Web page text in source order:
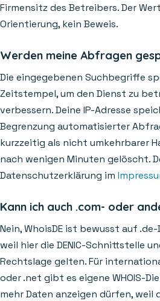
Firmensitz des Betreibers. Der
Orientierung, kein Beweis.
Werden meine Abfragen
Die eingegebenen Suchbegriffe
Zeitstempel, um den Dienst zu
verbessern. Deine IP-Adresse
Begrenzung automatisierter
kurzzeitig als nicht umkehrbarer
nach wenigen Minuten gelöscht.
Datenschutzerklärung im
Kann ich auch .com- oder
Nein, WhoisDE ist bewusst auf
weil hier die DENIC-Schnittstelle
Rechtslage gelten. Für
oder .net gibt es eigene WHOIS-
mehr Daten anzeigen dürfen, weil